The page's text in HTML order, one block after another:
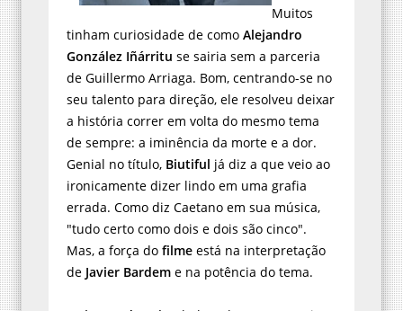
Muitos
tinham curiosidade de como Alejandro
González Iñárritu se sairia sem a parceria
de Guillermo Arriaga. Bom, centrando-se no
seu talento para direção, ele resolveu deixar
a história correr em volta do mesmo tema
de sempre: a iminência da morte e a dor.
Genial no título, Biutiful já diz a que veio ao
ironicamente dizer lindo em uma grafia
errada. Como diz Caetano em sua música,
"tudo certo como dois e dois são cinco".
Mas, a força do filme está na interpretação
de Javier Bardem e na potência do tema.